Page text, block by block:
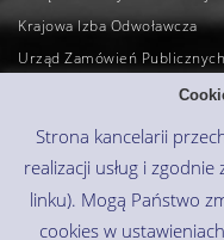
Krajowa Izba Odwoławcza
Urząd Zamówień Publicznych
KRS (wyszukiwarka)
Strona kancelarii
realizacji usług i
linku). Mogą Państwo
cookies w